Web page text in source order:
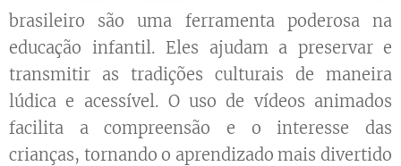
brasileiro são uma ferramenta poderosa na
educação infantil. Eles ajudam a preservar e
transmitir as tradições culturais de maneira
lúdica e acessível. O uso de vídeos animados
facilita a compreensão e o interesse das
crianças, tornando o aprendizado mais divertido